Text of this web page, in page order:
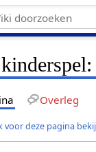
Overleg
voor deze pagina